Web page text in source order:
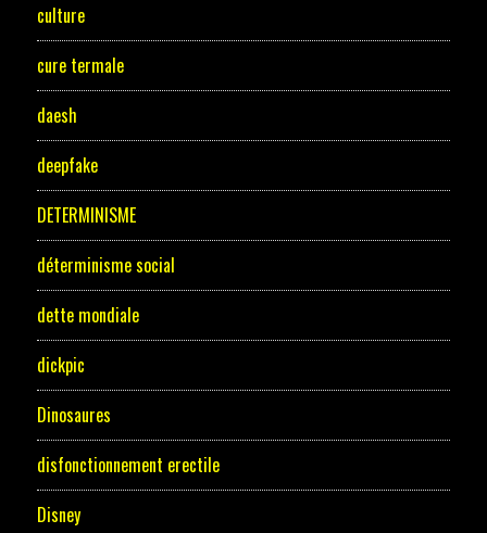
culture
cure termale
daesh
deepfake
DETERMINISME
déterminisme social
dette mondiale
dickpic
Dinosaures
disfonctionnement erectile
Disney